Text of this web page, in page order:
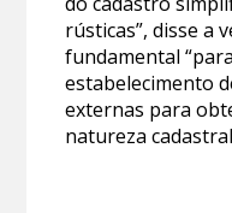
rústicas”, disse a
fundamental
estabelecimento
externas para
natureza